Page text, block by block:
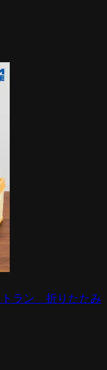
ラン 折りたたみ